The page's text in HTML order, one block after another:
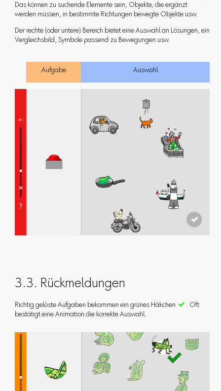
Das können zu suchende Elemente sein, Objekte, die ergänzt
werden müssen, in bestimmte Richtungen bewegte Objekte usw.
Der rechte (oder untere) Bereich bietet eine Auswahl an Lösungen, ein
Vergleichsbild, Symbole passend zu Bewegungen usw.
Aufgabe Auswahl
3.3. Rückmeldungen
Richtig gelöste Aufgaben bekommen ein grünes Häkchen . Oft
bestätigt eine Animation die korrekte Auswahl.